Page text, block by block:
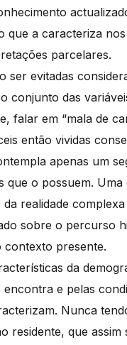
a caracteriza
parcelares.
evitadas
conjunto das
falar em “mala de
então vividas
apenas um
que o possuem.
realidade
sobre o percurso
presente.
da
e pelas
Nunca
residente, que